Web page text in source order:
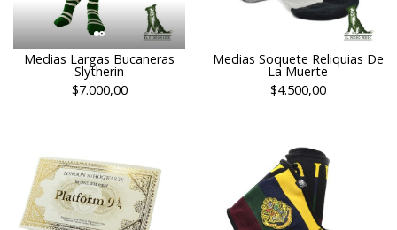
Medias Largas Bucaneras
Slytherin
$7.000,00
Medias Soquete Reliquias De
La Muerte
$4.500,00